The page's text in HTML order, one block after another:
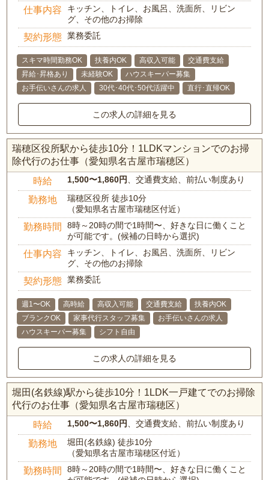
仕事内容
キッチン、トイレ、お風呂、洗面所、リビン
グ、その他のお掃除
契約形態 業務委託
スキマ時間勤務OK 扶養内OK 高収入可能
交通費支給
昇給･昇格あり
未経験OK
ハウスキーパー募集
お手伝いさんの求人
30代･40代･50代活躍中 直行･直帰OK
この求人の詳細を見る
瑞穂区役所駅から徒歩10分！1LDKマンションでのお掃
除代行のお仕事（愛知県名古屋市瑞穂区）
時給 1,500〜1,860円、交通費支給、前払い制度あり
勤務地
瑞穂区役所 徒歩10分
（愛知県名古屋市瑞穂区付近）
勤務時間
8時～20時の間で1時間〜、好きな日に働くこと
が可能です。(候補の日時から選択)
仕事内容
キッチン、トイレ、お風呂、洗面所、リビン
グ、その他のお掃除
契約形態 業務委託
週1〜OK 高時給 高収入可能 交通費支給
扶養内OK
ブランクOK
家事代行スタッフ募集
お手伝いさんの求人
ハウスキーパー募集
シフト自由
この求人の詳細を見る
堀田(名鉄線)駅から徒歩10分！1LDK一戸建てでのお掃除
代行のお仕事（愛知県名古屋市瑞穂区）
時給 1,500〜1,860円、交通費支給、前払い制度あり
勤務地
堀田(名鉄線) 徒歩10分
（愛知県名古屋市瑞穂区付近）
勤務時間
8時～20時の間で1時間〜、好きな日に働くこと